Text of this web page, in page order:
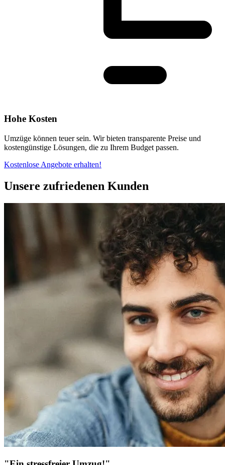
Hohe Kosten
Umzüge können teuer sein. Wir bieten transparente Preise und
kostengünstige Lösungen, die zu Ihrem Budget passen.
Kostenlose Angebote erhalten!
Unsere zufriedenen Kunden